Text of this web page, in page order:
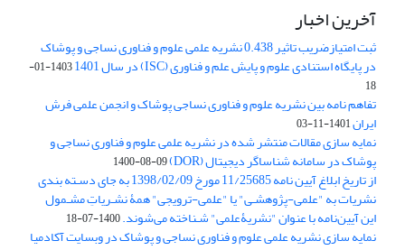
آخرین اخبار
ثبت امتیازضریب تاثیر 0.438 نشریه علمی علوم و فناوری نساجی و پوشاک
در پایگاه استنادی علوم و پایش علم و فناوری (ISC) در سال 1401
1403-01-
18
تفاهم نامه بین نشریه علوم و فناوری نساجی پوشاک و انجمن علمی فرش
ایران1401-11-03
نمایه سازی مقالات منتشر شده در نشریه علمی علوم و فناوری نساجی و
پوشاک در سامانه شناساگر دیجیتال (DOR) 1400-08-09
از تاریخ ابلاغ آیین نامه 11/25685 مورخ 1398/02/09 به جای دسـته بندی
نشریات به "علمی-پژوهشـی" یا "علمی-ترویجی" همۀ نشـریاتِ مشـمول
این آیین‌نامه با عنوان "نشریۀعلمی" شـناخته می‌شوند.1400-07-18
نمایه سازی نشریه علمی علوم و فناوری نساجی و پوشاک در وبسایت آکادمیا